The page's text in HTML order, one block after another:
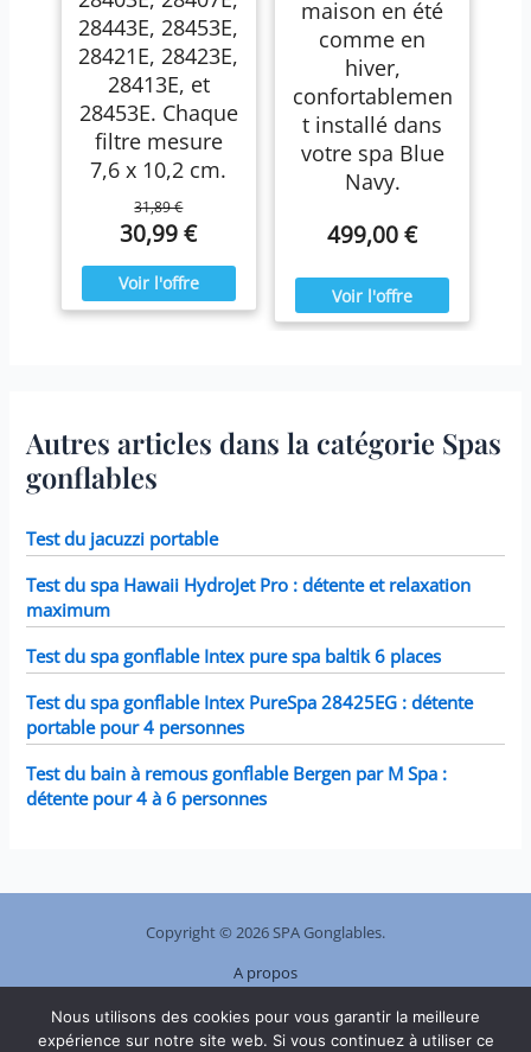
28443E, 28453E,
28421E, 28423E,
28413E, et
28453E. Chaque
filtre mesure
7,6 x 10,2 cm.
31,89 €
30,99 €
maison en été
comme en
hiver,
confortablemen
t installé dans
votre spa Blue
Navy.
499,00 €
Autres articles dans la catégorie Spas
gonflables
Test du jacuzzi portable
Test du spa Hawaii HydroJet Pro : détente et relaxation
maximum
Test du spa gonflable Intex pure spa baltik 6 places
Test du spa gonflable Intex PureSpa 28425EG : détente
portable pour 4 personnes
Test du bain à remous gonflable Bergen par M Spa :
détente pour 4 à 6 personnes
Copyright © 2026 SPA Gonglables.
A propos
Contact
Nous utilisons des cookies pour vous garantir la meilleure
expérience sur notre site web. Si vous continuez à utiliser ce